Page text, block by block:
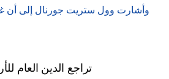
وأشارت وول ستريت جورنال إلى أن
تراجع الدين العام